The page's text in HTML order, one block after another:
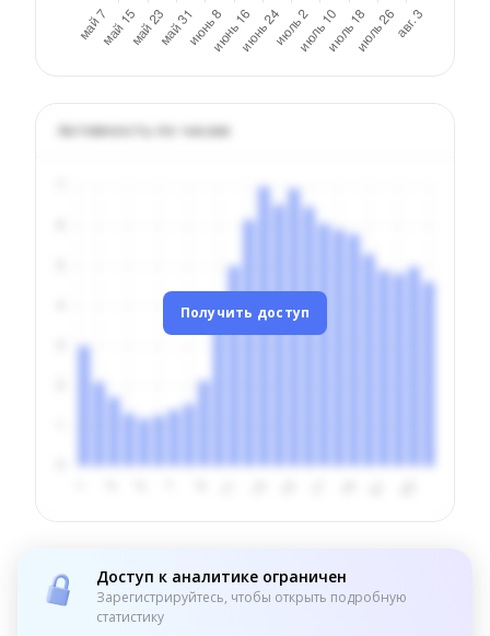
Активность по часам
Получить доступ
Доступ к аналитике ограничен
Зарегистрируйтесь, чтобы открыть подробную
статистику